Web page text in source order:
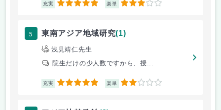
充実 5 楽単 3
5 東南アジア地域研究(1)
浅見靖仁先生
院生だけの少人数ですから、授...
充実 5 楽単 2